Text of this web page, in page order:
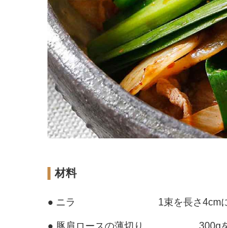
材料
● ニラ 1束を長さ4cm
● 豚肩ロースの薄切り 300g